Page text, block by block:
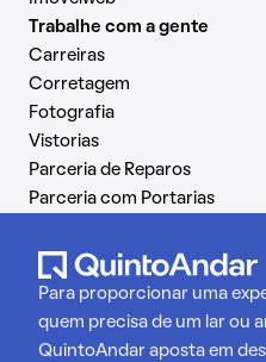
Trabalhe com a gente
Carreiras
Corretagem
Fotografia
Vistorias
Parceria de Reparos
Parceria com Portarias
Para proporcionar uma
quem precisa de um lar ou
QuintoAndar aposta em